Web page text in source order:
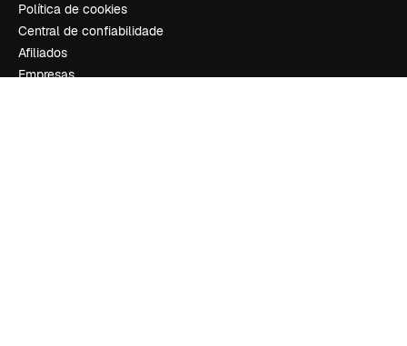
Política de cookies
Central de confiabilidade
Afiliados
Empresas